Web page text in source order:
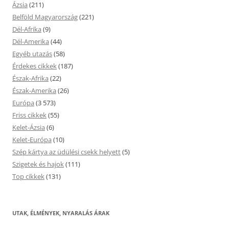
Ázsia (211)
Belföld Magyarország(221)
Dél-Afrika (9)
Dél-Amerika (44)
Egyéb utazás(58)
Érdekes cikkek(187)
Észak-Afrika (22)
Észak-Amerika (26)
Európa (3 573)
Friss cikkek(55)
Kelet-Ázsia (6)
Kelet-Európa (10)
Szép kártya az üdülési csekk helyett(5)
Szigetek és hajok(111)
Top cikkek(131)
UTAK, ÉLMÉNYEK, NYARALÁS ÁRAK